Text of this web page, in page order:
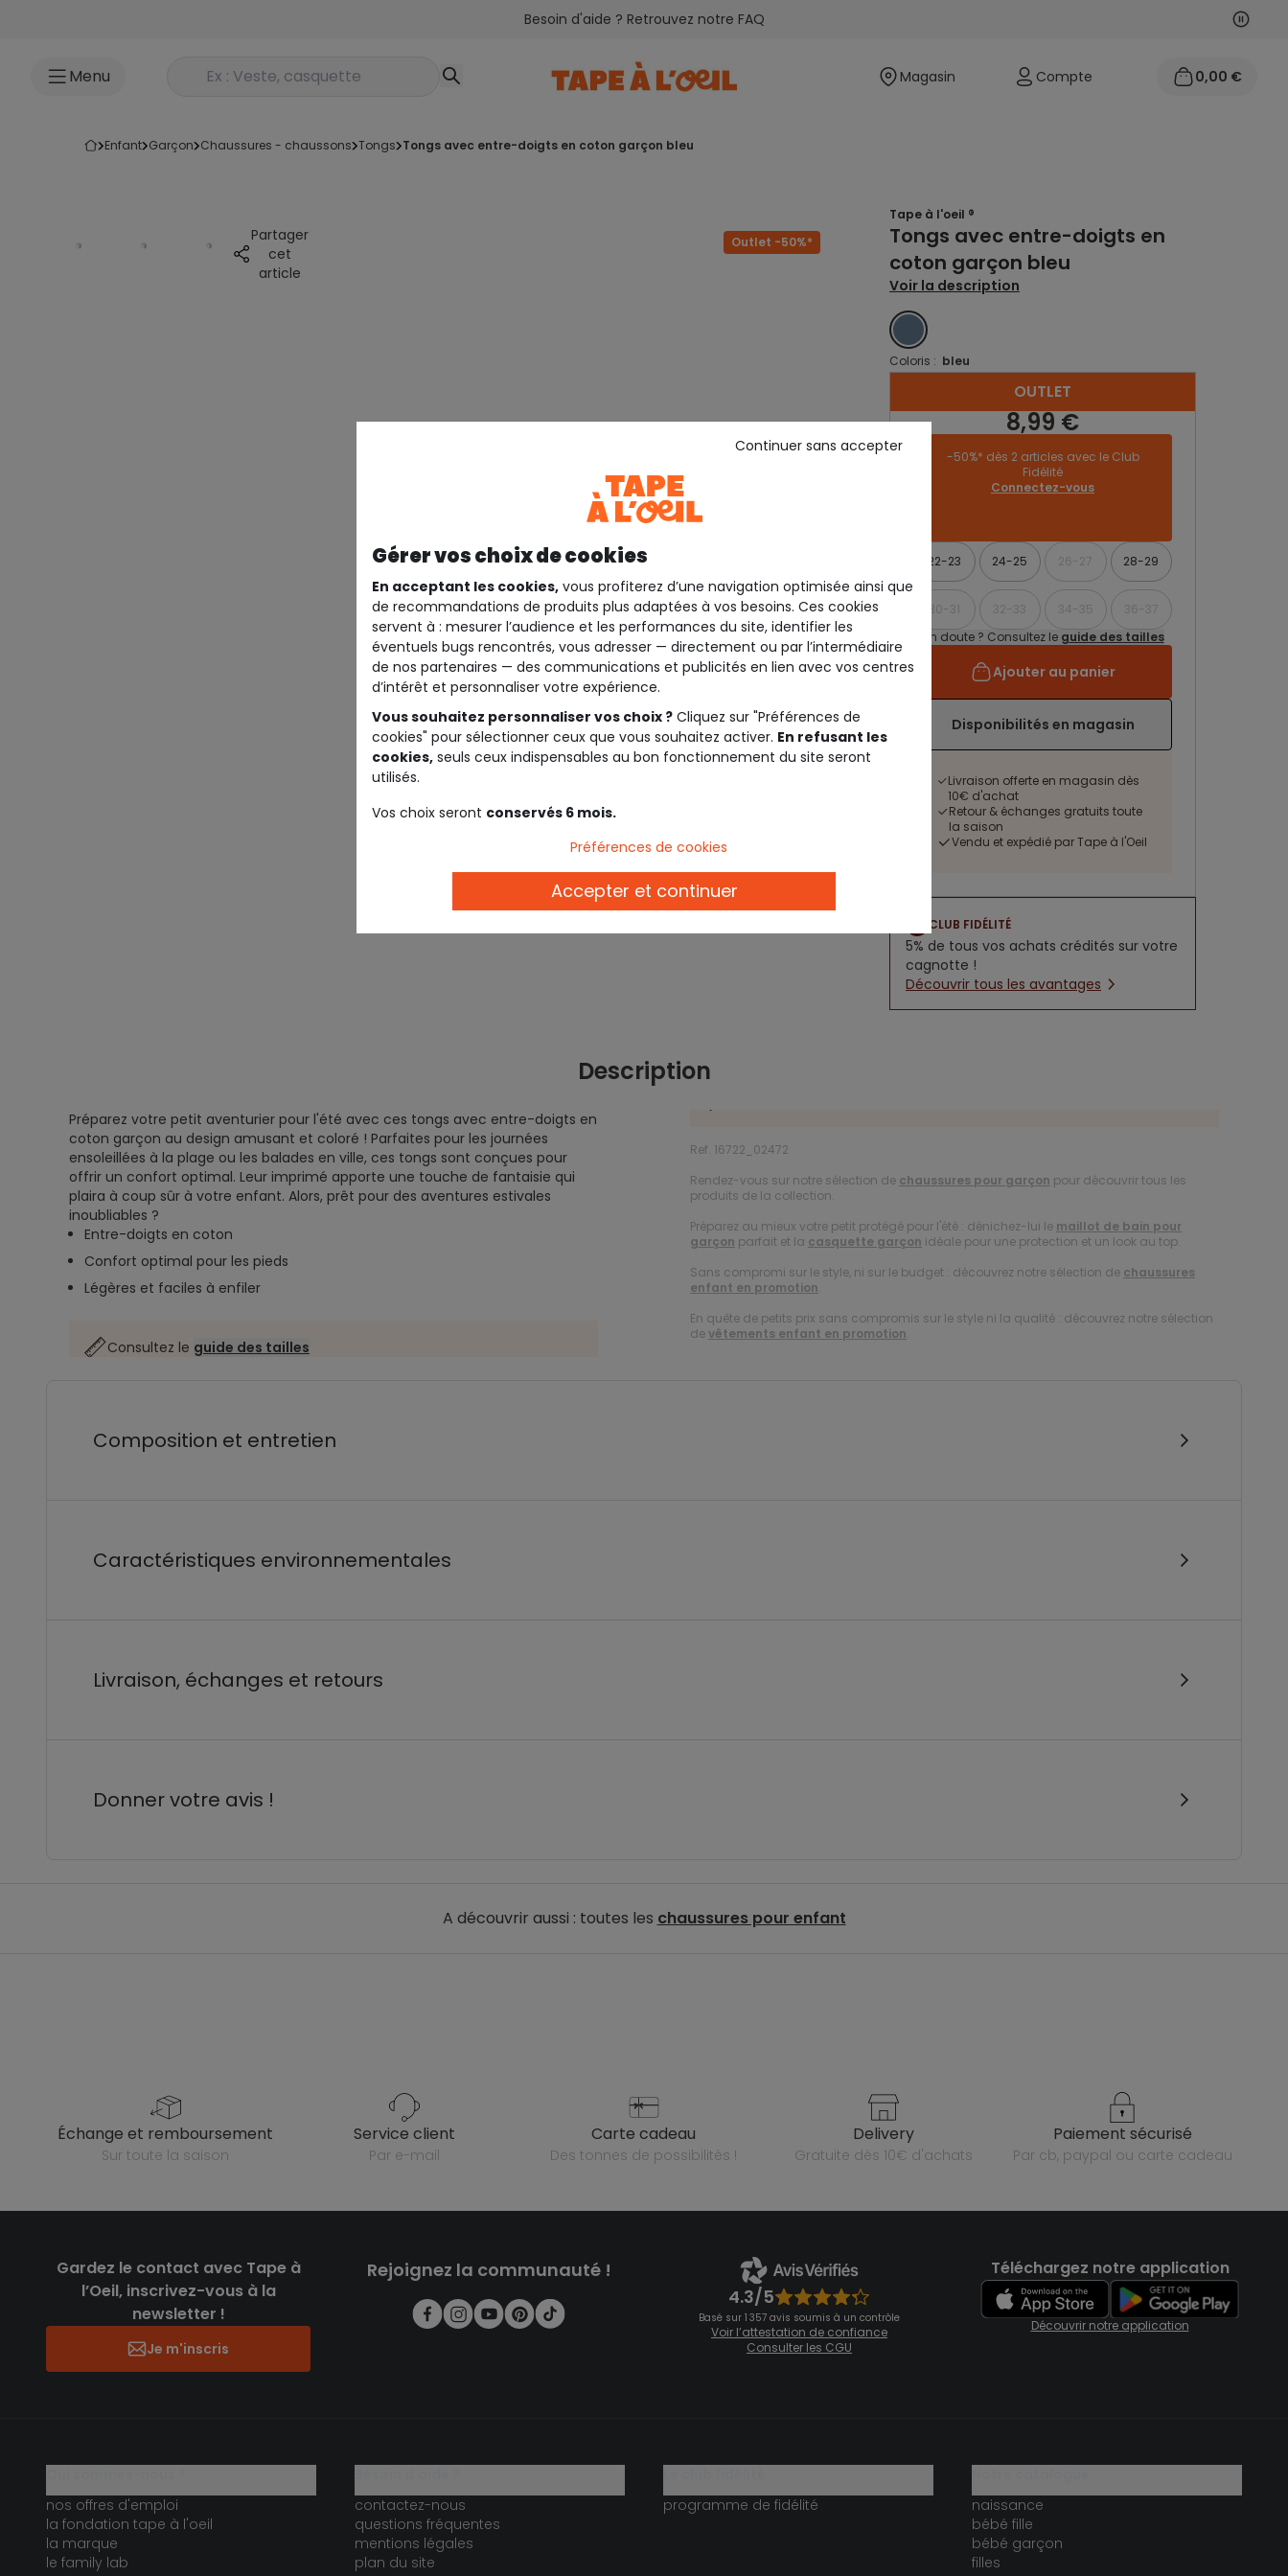
Besoin d'aide ? Retrouvez notre FAQ
Menu Rechercher un produit Magasin Compte 0,00 €
enfant garçon chaussures - chaussons tongs tongs avec entre-doigts en coton garçon bleu
Partager
cet
article
Outlet -50%*
Tape à l'oeil ®
Tongs avec entre-doigts en
coton garçon bleu
Voir la description
BLEU
Coloris : bleu
OUTLET
8,99 €
-50%* dès 2 articles avec le Club
Fidélité
Connectez-vous
22-23 24-25 26-27 28-29
30-31 32-33 34-35
36-37
Un doute ? Consultez le guide des tailles
Ajouter au panier
Disponibilités en magasin
Livraison offerte en magasin dès
10€ d'achat
Retour & échanges gratuits toute
la saison
Vendu et expédié par Tape à l'Oeil
CLUB FIDÉLITÉ
5% de tous vos achats crédités sur votre
cagnotte !
Découvrir tous les avantages
Description
Préparez votre petit aventurier pour l'été avec ces tongs avec entre-doigts en
coton garçon au design amusant et coloré ! Parfaites pour les journées
ensoleillées à la plage ou les balades en ville, ces tongs sont conçues pour
offrir un confort optimal. Leur imprimé apporte une touche de fantaisie qui
plaira à coup sûr à votre enfant. Alors, prêt pour des aventures estivales
inoubliables ?
Entre-doigts en coton
Confort optimal pour les pieds
Légères et faciles à enfiler
Consultez le guide des tailles
Ref. 16722_02472
Rendez-vous sur notre sélection de chaussures pour garçon pour découvrir tous les
produits de la collection.
Préparez au mieux votre petit protégé pour l'été : dénichez-lui le maillot de bain pour
garçon parfait et la casquette garçon idéale pour une protection et un look au top.
Sans compromi sur le style, ni sur le budget : découvrez notre sélection de chaussures
enfant en promotion.
En quête de petits prix sans compromis sur le style ni la qualité : découvrez notre sélection
devêtements enfant en promotion.
Composition et entretien
Caractéristiques environnementales
Livraison, échanges et retours
Donner votre avis !
A découvrir aussi : toutes les chaussures pour enfant
échange et remboursement
sur toute la saison
service client
par e-mail
carte cadeau
des tonnes de possibilités !
delivery
gratuite dès 10€ d'achats
paiement sécurisé
par cb, paypal ou carte cadeau
Gardez le contact avec Tape à
l’Oeil, inscrivez-vous à la
newsletter !
Je m'inscris
Rejoignez la communauté !
4.3/5
Basé sur 1 357 avis soumis à un contrôle
Voir l’attestation de confiance
Consulter les CGU
Téléchargez notre application
Découvrir notre application
nos offres d'emploi
la fondation tape à l'oeil
la marque
le family lab
contactez-nous
questions fréquentes
mentions légales
plan du site
programme de fidélité
naissance
bébé fille
bébé garçon
filles
Gérer vos choix de cookies
En acceptant les cookies, vous profiterez d’une navigation optimisée ainsi que
de recommandations de produits plus adaptées à vos besoins. Ces cookies
servent à : mesurer l’audience et les performances du site, identifier les
éventuels bugs rencontrés, vous adresser — directement ou par l’intermédiaire
de nos partenaires — des communications et publicités en lien avec vos centres
d’intérêt et personnaliser votre expérience.
Vous souhaitez personnaliser vos choix ? Cliquez sur "Préférences de
cookies" pour sélectionner ceux que vous souhaitez activer. En refusant les
cookies, seuls ceux indispensables au bon fonctionnement du site seront
utilisés.
Vos choix seront conservés 6 mois.
Continuer sans accepter
Préférences de cookies
Accepter et continuer